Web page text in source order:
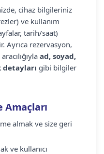
cihaz bilgileriniz
ve kullanım
tarih/saat)
Ayrıca rezervasyon,
ad, soyad,
gibi bilgiler
almak ve size geri
ve kullanıcı